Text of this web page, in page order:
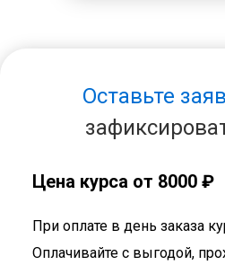
Оставьте
Цена курса от 8000 ₽
При оплате в день заказа
Оплачивайте с выгодой,